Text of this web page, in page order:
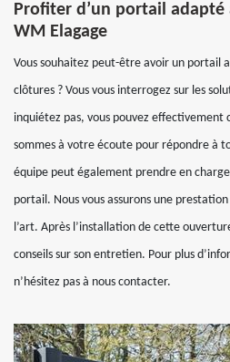
Profiter d’un portail adapté
WM Elagage
Vous souhaitez peut-être avoir un portail
clôtures ? Vous vous interrogez sur les
inquiétez pas, vous pouvez effectivement
sommes à votre écoute pour répondre à
équipe peut également prendre en
portail. Nous vous assurons une
l’art. Après l’installation de cette
conseils sur son entretien. Pour plus
n’hésitez pas à nous contacter.